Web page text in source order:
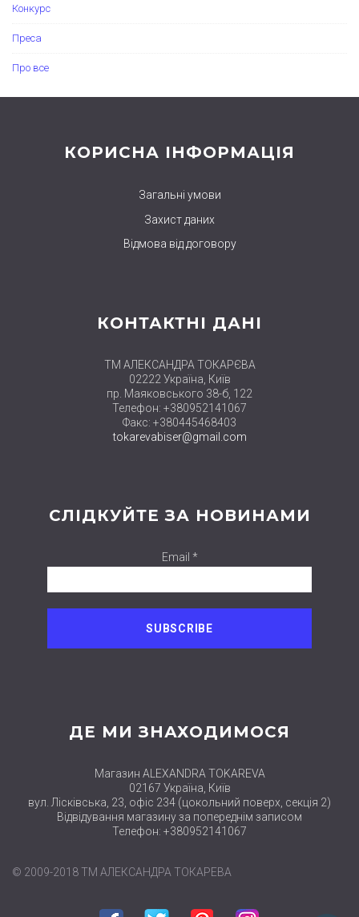
Конкурс
Преса
Про все
КОРИСНА ІНФОРМАЦІЯ
Загальні умови
Захист даних
Відмова від договору
КОНТАКТНІ ДАНІ
ТМ АЛЕКСАНДРА ТОКАРЄВА
02222 Україна, Київ
пр. Маяковського 38-б, 122
Телефон: +380952141067
Факс: +380445468403
tokarevabiser@gmail.com
СЛІДКУЙТЕ ЗА НОВИНАМИ
Email *
ДЕ МИ ЗНАХОДИМОСЯ
Магазин ALEXANDRA TOKAREVA
02167 Україна, Київ
вул. Лісківська, 23, офіс 234 (цокольний поверх, секція 2)
Відвідування магазину за попереднім записом
Телефон: +380952141067
© 2009-2018 ТМ АЛЕКСАНДРА ТОКАРЕВА
Facebook Twitter Pinterest Instagram
вже в продажу